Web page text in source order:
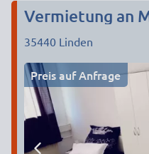
35440 Linden
Preis auf Anfrage